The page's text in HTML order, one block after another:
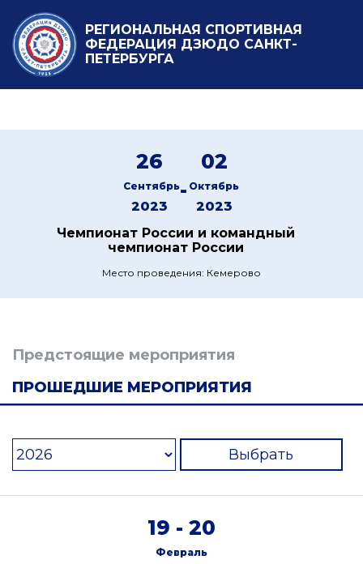
РЕГИОНАЛЬНАЯ СПОРТИВНАЯ
ФЕДЕРАЦИЯ ДЗЮДО САНКТ-
ПЕТЕРБУРГА
26
Сентябрь
2023
-
02
Октябрь
2023
Чемпионат России и командный
чемпионат России
Место проведения: Кемерово
Предстоящие мероприятия
ПРОШЕДШИЕ МЕРОПРИЯТИЯ
Выбрать
19 - 20
Февраль